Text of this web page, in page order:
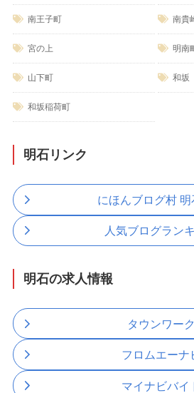
南王子町 南貴
宮の上 明南
山下町 和坂
和坂稲荷町
明石リンク
にほんブログ村 明
人気ブログラン
明石の求人情報
タウンワーク
フロムエーナ
マイナビバイ